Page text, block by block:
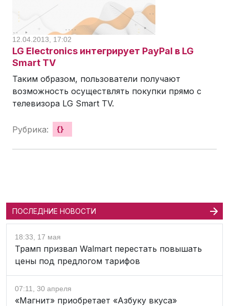
12.04.2013, 17:02
LG Electronics интегрирует PayPal в LG
Smart TV
Таким образом, пользователи получают
возможность осуществлять покупки прямо с
телевизора LG Smart TV.
Рубрика: {}
ПОСЛЕДНИЕ НОВОСТИ
18:33, 17 мая
Трамп призвал Walmart перестать повышать
цены под предлогом тарифов
07:11, 30 апреля
«Магнит» приобретает «Азбуку вкуса»